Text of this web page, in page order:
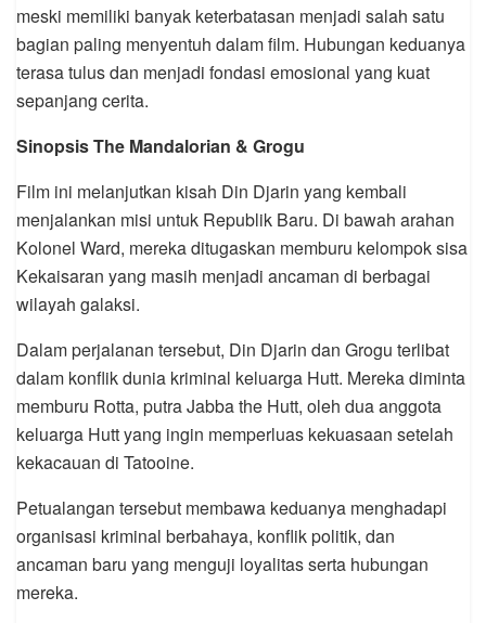
meski memiliki banyak keterbatasan menjadi salah satu
bagian paling menyentuh dalam film. Hubungan keduanya
terasa tulus dan menjadi fondasi emosional yang kuat
sepanjang cerita.
Sinopsis The Mandalorian & Grogu
Film ini melanjutkan kisah Din Djarin yang kembali
menjalankan misi untuk Republik Baru. Di bawah arahan
Kolonel Ward, mereka ditugaskan memburu kelompok sisa
Kekaisaran yang masih menjadi ancaman di berbagai
wilayah galaksi.
Dalam perjalanan tersebut, Din Djarin dan Grogu terlibat
dalam konflik dunia kriminal keluarga Hutt. Mereka diminta
memburu Rotta, putra Jabba the Hutt, oleh dua anggota
keluarga Hutt yang ingin memperluas kekuasaan setelah
kekacauan di Tatooine.
Petualangan tersebut membawa keduanya menghadapi
organisasi kriminal berbahaya, konflik politik, dan
ancaman baru yang menguji loyalitas serta hubungan
mereka.